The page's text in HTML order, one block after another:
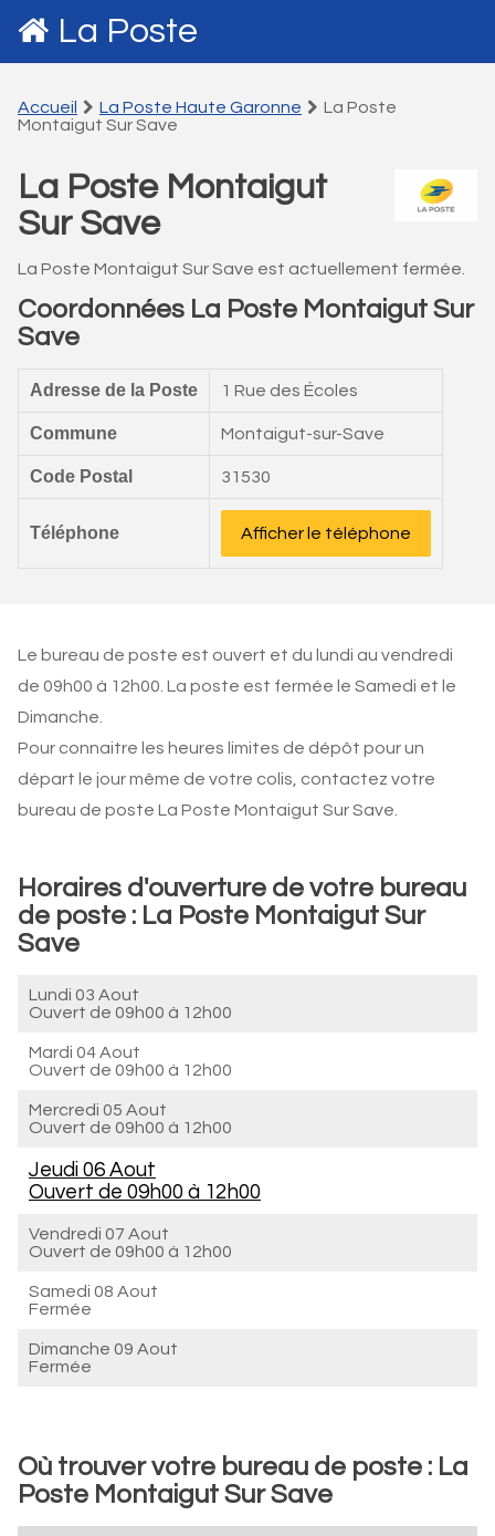
La Poste
Accueil La Poste Haute Garonne
La Poste
Montaigut Sur Save
La Poste Montaigut
Sur Save
La Poste Montaigut Sur Save est actuellement fermée.
Coordonnées La Poste Montaigut Sur
Save
Adresse de la Poste 1 Rue des Écoles
Commune Montaigut-sur-Save
Code Postal 31530
Téléphone Afficher le téléphone
Le bureau de poste est ouvert et du lundi au vendredi
de 09h00 à 12h00. La poste est fermée le Samedi et le
Dimanche.
Pour connaitre les heures limites de dépôt pour un
départ le jour même de votre colis, contactez votre
bureau de poste La Poste Montaigut Sur Save.
Horaires d'ouverture de votre bureau
de poste : La Poste Montaigut Sur
Save
Lundi 03 Aout
Ouvert de 09h00 à 12h00
Mardi 04 Aout
Ouvert de 09h00 à 12h00
Mercredi 05 Aout
Ouvert de 09h00 à 12h00
Jeudi 06 Aout
Ouvert de 09h00 à 12h00
Vendredi 07 Aout
Ouvert de 09h00 à 12h00
Samedi 08 Aout
Fermée
Dimanche 09 Aout
Fermée
Où trouver votre bureau de poste : La
Poste Montaigut Sur Save